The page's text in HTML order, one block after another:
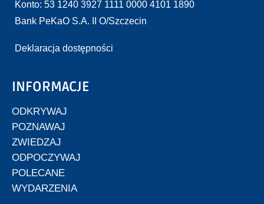
Konto: 53 1240 3927 1111 0000 4101 1890
Bank PeKaO S.A. II O/Szczecin
Deklaracja dostępności
INFORMACJE
ODKRYWAJ
POZNAWAJ
ZWIEDZAJ
ODPOCZYWAJ
POLECANE
WYDARZENIA